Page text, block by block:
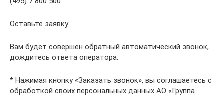
Оставьте заявку
Вам будет совершен обратный автоматический звонок,
дождитесь ответа оператора.
* Нажимая кнопку «Заказать звонок», вы соглашаетесь с
обработкой своих персональных данных АО «Группа